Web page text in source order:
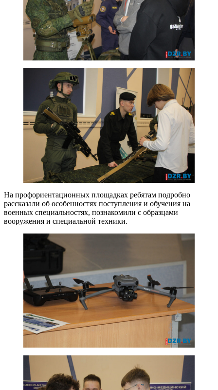
На профориентационных площадках ребятам подробно
рассказали об особенностях поступления и обучения на
военных специальностях, познакомили с образцами
вооружения и специальной техники.